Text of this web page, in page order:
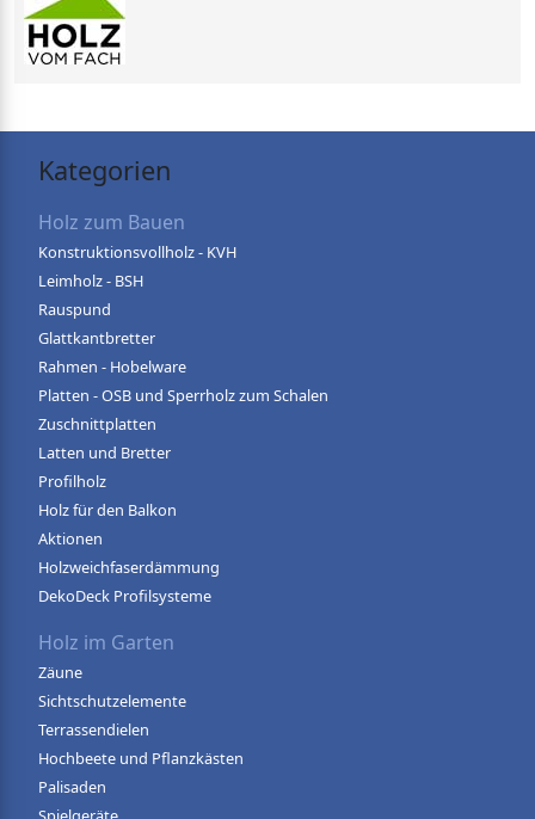
Kategorien
Holz zum Bauen
Konstruktionsvollholz - KVH
Leimholz - BSH
Rauspund
Glattkantbretter
Rahmen - Hobelware
Platten - OSB und Sperrholz zum Schalen
Zuschnittplatten
Latten und Bretter
Profilholz
Holz für den Balkon
Aktionen
Holzweichfaserdämmung
DekoDeck Profilsysteme
Holz im Garten
Zäune
Sichtschutzelemente
Terrassendielen
Hochbeete und Pflanzkästen
Palisaden